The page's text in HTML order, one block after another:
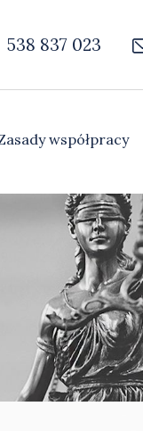
538 837 023
współpracy